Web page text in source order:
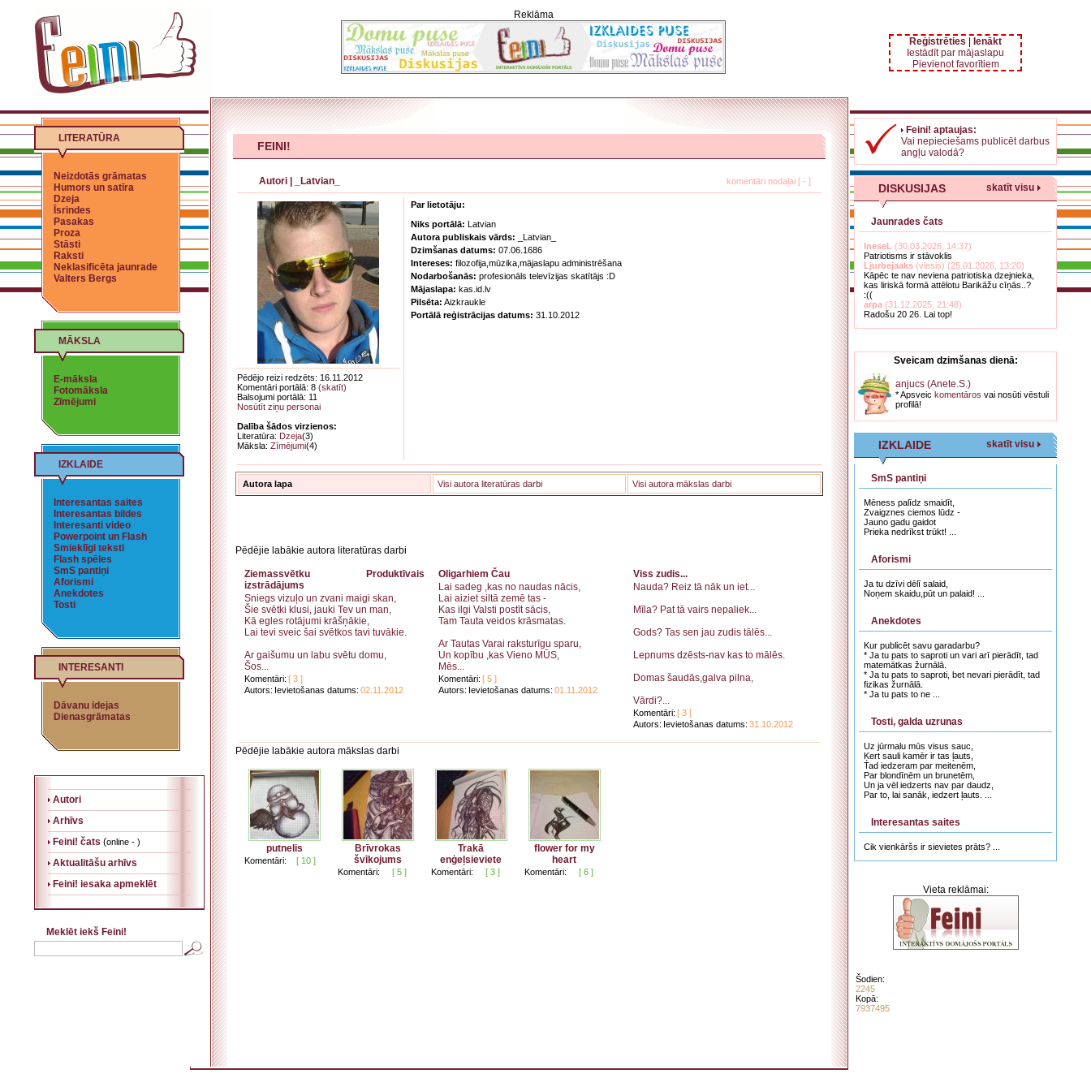
Reklāma
Reģistrēties
Ienākt
Iestādīt par mājaslapu
Pievienot favorītiem
LITERATŪRA
Neizdotās grāmatas
Humors un satīra
Dzeja
Īsrindes
Pasakas
Proza
Stāsti
Raksti
Neklasificēta jaunrade
Valters Bergs
MĀKSLA
E-māksla
Fotomāksla
Zīmējumi
IZKLAIDE
Interesantas saites
Interesantas bildes
Interesanti video
Powerpoint un Flash
Smieklīgi teksti
Flash spēles
SmS pantiņi
Aforismi
Anekdotes
Tosti
INTERESANTI
Dāvanu idejas
Dienasgrāmatas
Autori
Arhīvs
Feini! čats (online - )
Aktualitāšu arhīvs
Feini! iesaka apmeklēt
Meklēt iekš Feini!
FEINI!
Autori _Latvian_ komentāri nodaļai [ - ]
Pēdējo reizi redzēts: 16.11.2012
Komentāri portālā: 8 (skatīt)
Balsojumi portālā: 11
Nosūtīt ziņu personai
Dalība šādos virzienos:
Literatūra: Dzeja(3)
Māksla: Zīmējumi(4)
Par lietotāju:
Niks portālā: Latvian
Autora publiskais vārds: _Latvian_
Dzimšanas datums: 07.06.1686
Intereses: filozofija,mūzika,mājaslapu administrēšana
Nodarbošanās: profesionāls televīzijas skatītājs :D
Mājaslapa: kas.id.lv
Pilsēta: Aizkraukle
Portālā reģistrācijas datums: 31.10.2012
Autora lapa Visi autora literatūras darbi Visi autora mākslas darbi
Pēdējie labākie autora literatūras darbi
Ziemassvētku Produktīvais
izstrādājums
Sniegs vizuļo un zvani maigi skan,
Šie svētki klusi, jauki Tev un man,
Kā egles rotājumi krāšņākie,
Lai tevi sveic šai svētkos tavi tuvākie.
Ar gaišumu un labu svētu domu,
Šos...
Komentāri: [ 3 ]
Autors: Ievietošanas datums: 02.11.2012
Oligarhiem Čau
Lai sadeg ,kas no naudas nācis,
Lai aiziet siltā zemē tas -
Kas ilgi Valsti postīt sācis,
Tam Tauta veidos krāsmatas.
Ar Tautas Varai raksturīgu sparu,
Un kopību ,kas Vieno MŪS,
Mēs...
Komentāri: [ 5 ]
Autors: Ievietošanas datums: 01.11.2012
Viss zudis...
Nauda? Reiz tā nāk un iet...
Mīla? Pat tā vairs nepaliek...
Gods? Tas sen jau zudis tālēs...
Lepnums dzēsts-nav kas to mālēs.
Domas šaudās,galva pilna,
Vārdi?...
Komentāri: [ 3 ]
Autors: Ievietošanas datums: 31.10.2012
Pēdējie labākie autora mākslas darbi
putnelis
Komentāri: [ 10 ]
Brīvrokas
švīkojums
Komentāri: [ 5 ]
Trakā
enģeļsieviete
Komentāri: [ 3 ]
flower for my
heart
Komentāri: [ 6 ]
Feini! aptaujas:
Vai nepieciešams publicēt darbus
angļu valodā?
DISKUSIJAS skatīt visu
Jaunrades čats
IneseL (30.03.2026, 14:37)
Patriotisms ir stāvoklis
Ljurbejaaks (viesis) (25.01.2026, 13:20)
Kāpēc te nav neviena patriotiska dzejnieka,
kas liriskā formā attēlotu Barikāžu cīņās..?
:((
arpa (31.12.2025, 21:48)
Radošu 20 26. Lai top!
Sveicam dzimšanas dienā:
anjucs (Anete.S.)
* Apsveic komentāros vai nosūti vēstuli
profilā!
IZKLAIDE skatīt visu
SmS pantiņi
Mēness palīdz smaidīt,
Zvaigznes ciemos lūdz -
Jauno gadu gaidot
Prieka nedrīkst trūkt! ...
Aforismi
Ja tu dzīvi dēlī salaid,
Noņem skaidu,pūt un palaid! ...
Anekdotes
Kur publicēt savu garadarbu?
* Ja tu pats to saproti un vari arī pierādīt, tad
matemātkas žurnālā.
* Ja tu pats to saproti, bet nevari pierādīt, tad
fizikas žurnālā.
* Ja tu pats to ne ...
Tosti, galda uzrunas
Uz jūrmalu mūs visus sauc,
Ķert sauli kamēr ir tas ļauts,
Tad iedzeram par meitenēm,
Par blondīnēm un brunetēm,
Un ja vēl iedzerts nav par daudz,
Par to, lai sanāk, iedzert ļauts. ...
Interesantas saites
Cik vienkāršs ir sievietes prāts? ...
Vieta reklāmai:
Šodien:
2245
Kopā:
7937495